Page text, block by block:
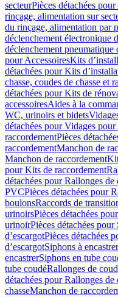
secteurPièces détachées
rinçage, alimentation sur
du rinçage, alimentation par
déclenchement électronique
déclenchement pneumatique
pour AccessoiresKits
détachées pour Kits
chasse, coudes de chasse et
détachées pour Kits de
accessoiresAides à la
WC, urinoirs et bidets
détachées pour Vidages
raccordementPièces
raccordementManchon de
Manchon de raccordement
pour Kits de raccordement
détachées pour Rallonges de
PVCPièces détachées pour
boulonsRaccords de
urinoirsPièces détachées
urinoirPièces détachées
d’escargotPièces détachées
d’escargotSiphons à encastrer
encastrerSiphons en tube
tube coudéRallonges de
détachées pour Rallonges de
chasseManchon de